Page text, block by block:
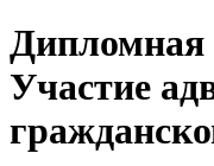
Дипломная
Участие